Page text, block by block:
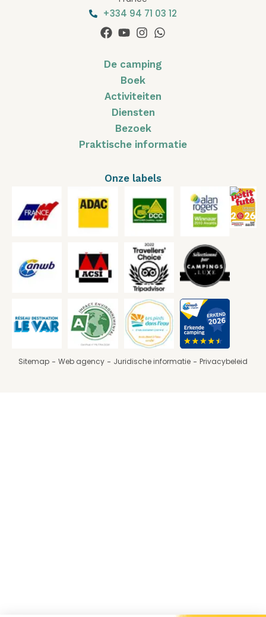
+334 94 71 03 12
De camping
Boek
Activiteiten
Diensten
Bezoek
Praktische informatie
Onze labels
Sitemap Web agency Juridische informatie Privacybeleid